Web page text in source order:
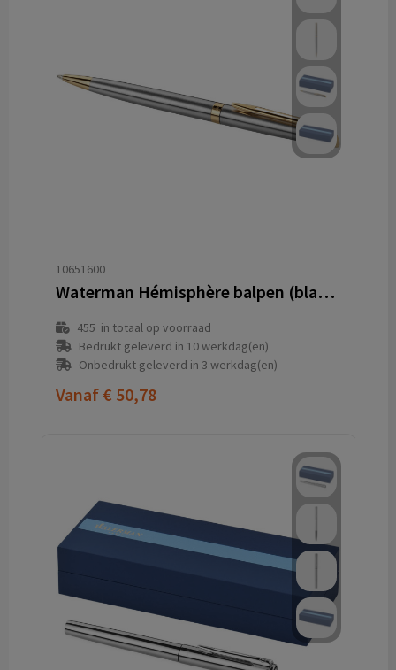
10651600
Waterman Hémisphère balpen (blauwe inkt)
455 in totaal op voorraad
Bedrukt geleverd in 10 werkdag(en)
Onbedrukt geleverd in 3 werkdag(en)
Vanaf € 50,78